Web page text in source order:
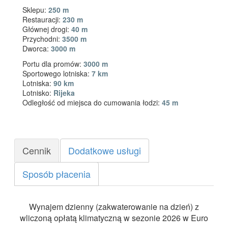
Sklepu: 250 m
Restauracji: 230 m
Głównej drogi: 40 m
Przychodni: 3500 m
Dworca: 3000 m
Portu dla promów: 3000 m
Sportowego lotniska: 7 km
Lotniska: 90 km
Lotnisko: Rijeka
Odległość od miejsca do cumowania łodzi: 45 m
Cennik
Dodatkowe usługi
Sposób płacenia
Wynajem dzienny (zakwaterowanie na dzień) z
wliczoną opłatą klimatyczną w sezonie 2026 w Euro